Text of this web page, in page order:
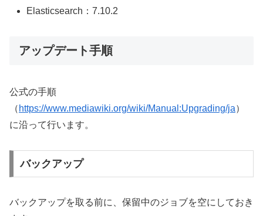
Elasticsearch：7.10.2
アップデート手順
公式の手順
（ https://www.mediawiki.org/wiki/Manual:Upgrading/ja）
に沿って行います。
バックアップ
バックアップを取る前に、保留中のジョブを空にしておき